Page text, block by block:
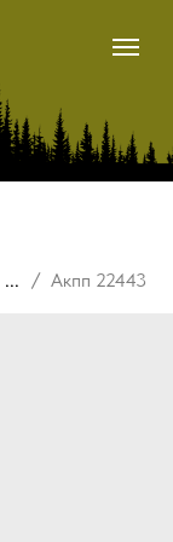
... Акпп 22443